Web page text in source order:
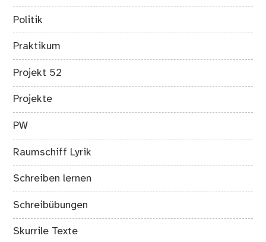
Politik
Praktikum
Projekt 52
Projekte
PW
Raumschiff Lyrik
Schreiben lernen
Schreibübungen
Skurrile Texte